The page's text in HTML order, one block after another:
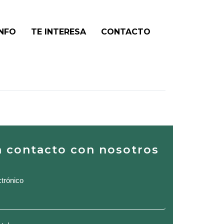
TE INTERESA CONTACTO
contacto con nosotros